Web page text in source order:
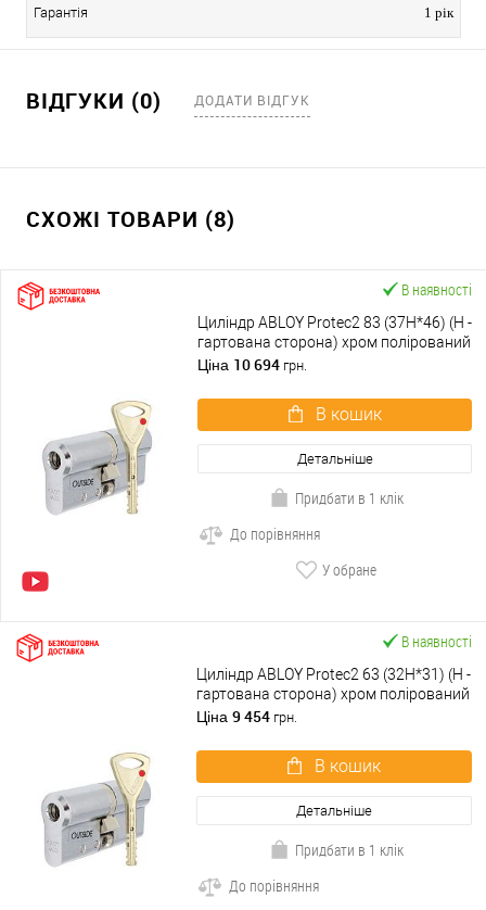
Гарантія 1 рік
ВІДГУКИ (0) ДОДАТИ ВІДГУК
СХОЖІ ТОВАРИ (8)
В наявності
Циліндр ABLOY Protec2 83 (37H*46) (H -
гартована сторона) хром полірований
Ціна 10 694 грн.
В кошик
Детальніше
Придбати в 1 клік
До порівняння
У обране
В наявності
Циліндр ABLOY Protec2 63 (32H*31) (H -
гартована сторона) хром полірований
Ціна 9 454 грн.
В кошик
Детальніше
Придбати в 1 клік
До порівняння